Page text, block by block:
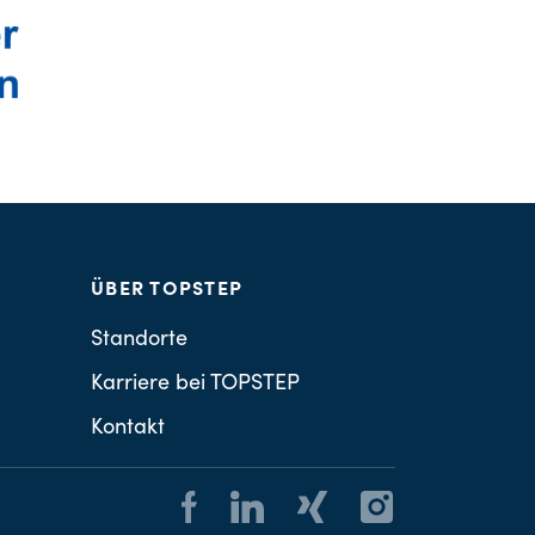
ÜBER TOPSTEP
Standorte
Karriere bei TOPSTEP
Kontakt